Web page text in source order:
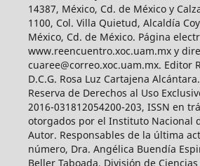
14387, México, Cd. de México y
1100, Col. Villa Quietud, Alcaldía
México, Cd. de México. Página
www.reencuentro.xoc.uam.mx y
cuaree@correo.xoc.uam.mx. Editor
D.C.G. Rosa Luz Cartajena
Reserva de Derechos al Uso
2016-031812054200-203, ISSN en
otorgados por el Instituto Nacional
Autor. Responsables de la última
número, Dra. Angélica Buendía
Beller Taboada, División de Ciencias